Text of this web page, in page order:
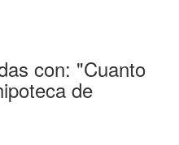
con: "Cuanto
de